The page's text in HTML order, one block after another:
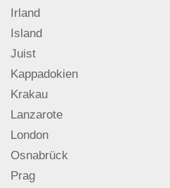
Irland
Island
Juist
Kappadokien
Krakau
Lanzarote
London
Osnabrück
Prag